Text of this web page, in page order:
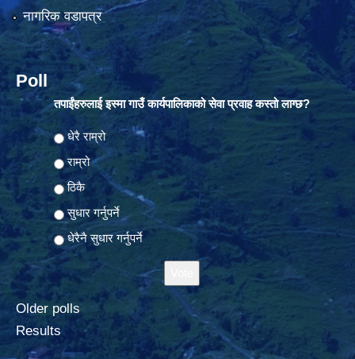
नागरिक वडापत्र
Poll
तपाईंहरुलाई इस्मा गाउँ कार्यपालिकाको सेवा प्रवाह कस्तो लाग्छ?
Choices
धेरै राम्रो
राम्रो
ठिकै
सुधार गर्नुपर्ने
धेरैनै सुधार गर्नुपर्ने
Older polls
Results